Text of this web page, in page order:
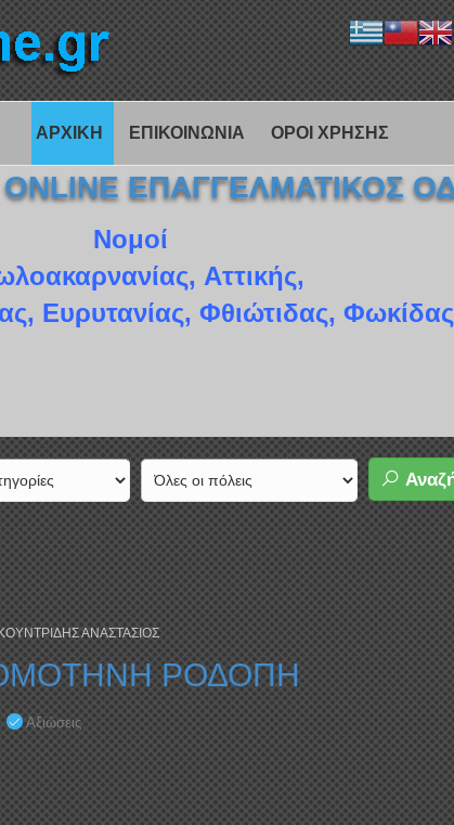
ΑΡΧΙΚΗ ΕΠΙΚΟΙΝΩΝΙΑ ΟΡΟΙ ΧΡΗΣΗΣ
ΕΠΑΓΓΕΛΜΑΤΙΚΟΣ
Νομοί
Αττικής,
Ευρυτανίας, Φθιώτιδας,
ΑΝΑΣΤΑΣΙΟΣ
ΡΟΔΟΠΗ
Αξιώσεις